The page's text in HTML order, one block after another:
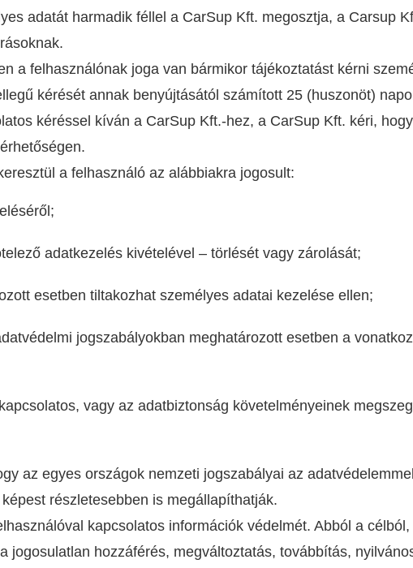
adatát harmadik féllel a CarSup Kft. megosztja, a Carsup
a felhasználónak joga van bármikor tájékoztatást kérni
kérését annak benyújtásától számított 25 (huszonöt)
kéréssel kíván a CarSup Kft.-hez, a CarSup Kft. kéri,
a felhasználó az alábbiakra jogosult:
adatkezelés kivételével – törlését vagy zárolását;
esetben tiltakozhat személyes adatai kezelése ellen;
jogszabályokban meghatározott esetben a
vagy az adatbiztonság követelményeinek
az egyes országok nemzeti jogszabályai az
részletesebben is megállapíthatják.
kapcsolatos információk védelmét. Abból a
jogosulatlan hozzáférés, megváltoztatás, továbbítás,